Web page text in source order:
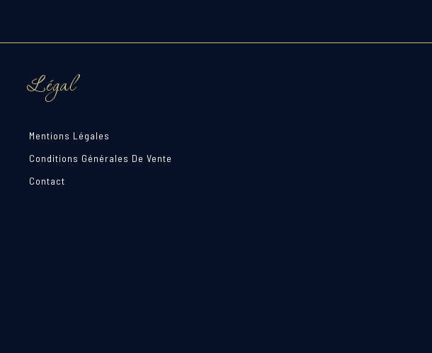
Légal
Mentions Légales
Conditions Générales De Vente
Contact